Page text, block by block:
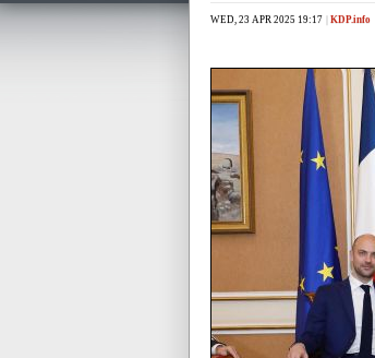
WED, 23 APR 2025 19:17 KDP.info